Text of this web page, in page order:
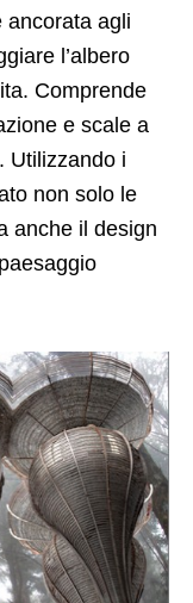
ancorata agli
l’albero
Comprende
e scale a
Utilizzando i
non solo le
anche il design